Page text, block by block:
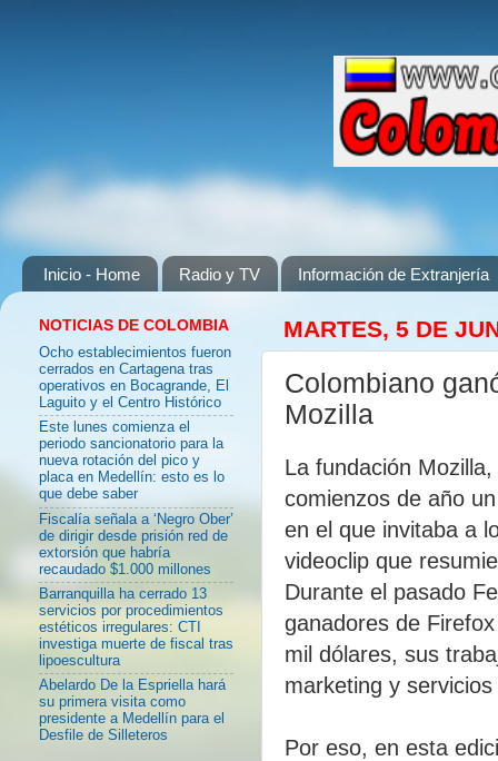
Inicio - Home Radio y TV Información de Extranjería
MARTES, 5 DE
Colombiano
Mozilla
La fundación
comienzos de año
en el que invitaba a
videoclip que
Durante el pasado
ganadores de
mil dólares, sus
marketing y
Por eso, en esta
NOTICIAS DE COLOMBIA
Ocho establecimientos fueron
cerrados en Cartagena tras
operativos en Bocagrande, El
Laguito y el Centro Histórico
Este lunes comienza el
periodo sancionatorio para la
nueva rotación del pico y
placa en Medellín: esto es lo
que debe saber
Fiscalía señala a ‘Negro Ober’
de dirigir desde prisión red de
extorsión que habría
recaudado $1.000 millones
Barranquilla ha cerrado 13
servicios por procedimientos
estéticos irregulares: CTI
investiga muerte de fiscal tras
lipoescultura
Abelardo De la Espriella hará
su primera visita como
presidente a Medellín para el
Desfile de Silleteros